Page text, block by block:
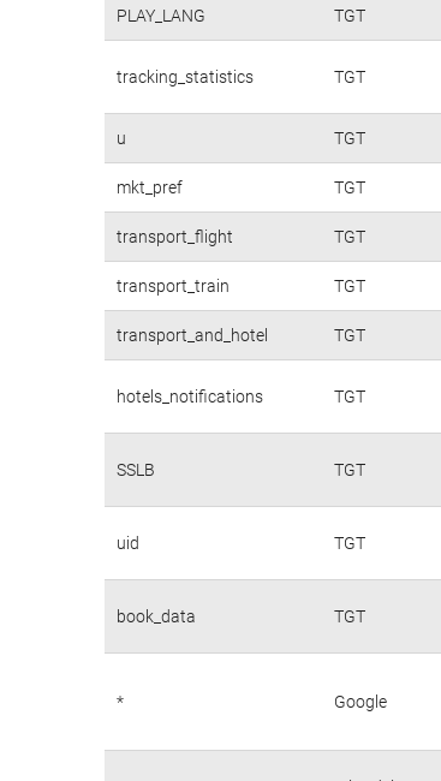
PLAY_LANG TGT
tracking_statistics TGT
u TGT
mkt_pref TGT
transport_flight TGT
transport_train TGT
transport_and_hotel TGT
hotels_notifications TGT
SSLB TGT
uid TGT
book_data TGT
* Google